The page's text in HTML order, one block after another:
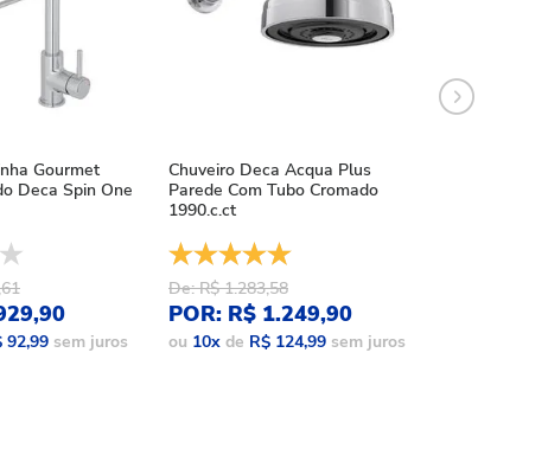
Gourmet
Deca Spin One
92,99 sem juros
Chuveiro Deca Acqua Plus
Parede Com Tubo Cromado
1990.c.ct
De: R$ 1.283,58
POR: R$ 1.249,90
ou 10x de R$ 124,99 sem juros